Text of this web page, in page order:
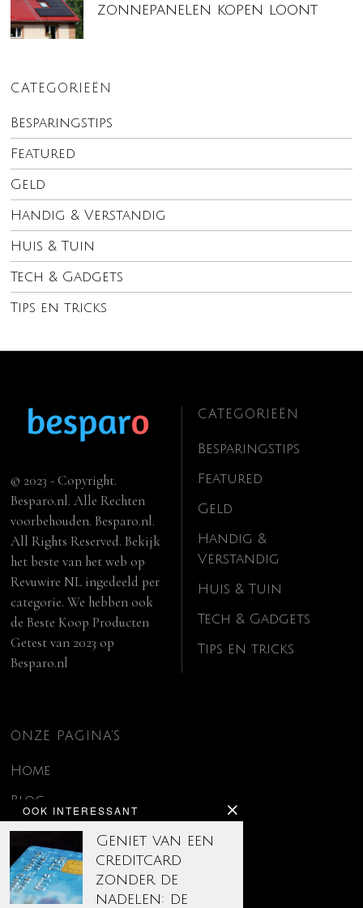
zonnepanelen kopen loont
CATEGORIEËN
Besparingstips
Featured
Geld
Handig & Verstandig
Huis & Tuin
Tech & Gadgets
Tips en tricks
OOK INTERESSANT
Geniet van een
creditcard
zonder de
nadelen: de
© 2023 - Copyright.
Besparo.nl. Alle Rechten
voorbehouden. Besparo.nl.
All Rights Reserved. Bekijk
het beste van het web op
Revuwire NL ingedeeld per
categorie. We hebben ook
deBeste Koop Producten
Getest van 2023 op
Besparo.nl
CATEGORIEËN
Besparingstips
Featured
Geld
Handig &
Verstandig
Huis & Tuin
Tech & Gadgets
Tips en tricks
ONZE PAGINA’S
Home
Blog
Contact
Disclaimer
Over ons